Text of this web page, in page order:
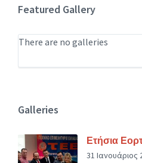
Featured Gallery
There are no galleries
Galleries
Ετήσια
31 Ιανουάριος